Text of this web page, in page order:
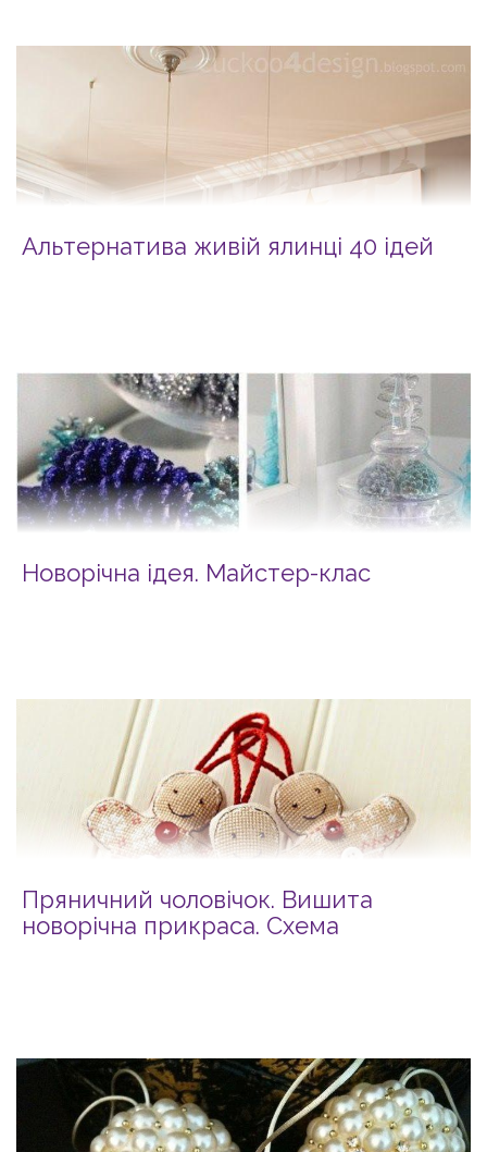
Альтернатива живій ялинці 40 ідей
Новорічна ідея. Майстер-клас
Пряничний чоловічок. Вишита
новорічна прикраса. Схема